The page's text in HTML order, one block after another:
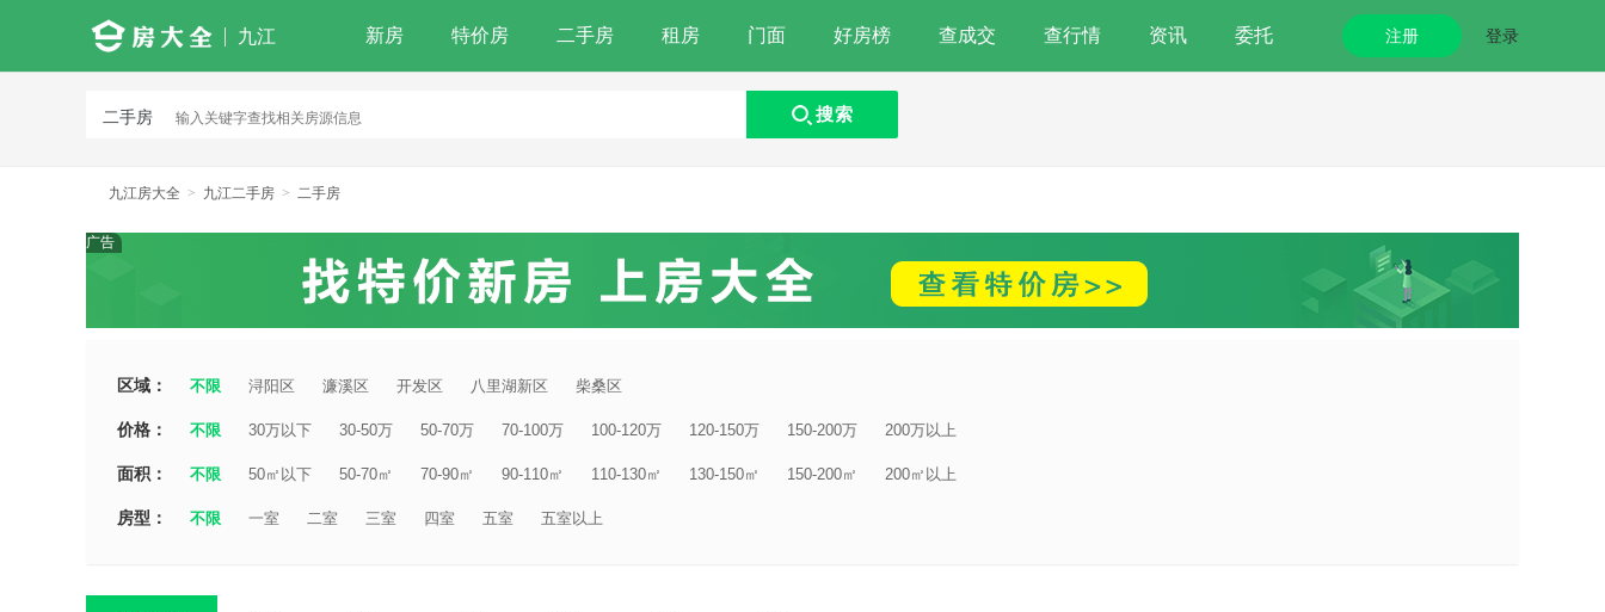
九江 新房 特价房 二手房 租房 门面 好房榜 查成交 查行情 资讯 委托 注册 登录
二手房 搜索
九江房大全 > 九江二手房 > 二手房
广告
区域： 不限 浔阳区 濂溪区 开发区 八里湖新区 柴桑区
价格： 不限 30万以下 30-50万 50-70万 70-100万 100-120万 120-150万 150-200万 200万以上
面积： 不限 50㎡以下 50-70㎡ 70-90㎡ 90-110㎡ 110-130㎡ 130-150㎡ 150-200㎡ 200㎡以上
房型： 不限 一室 二室 三室 四室 五室 五室以上